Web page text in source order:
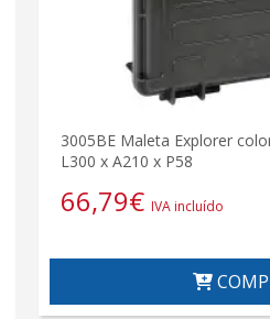
3005BE Maleta Explorer
L300 x A210 x P58
66,79€ IVA incluído